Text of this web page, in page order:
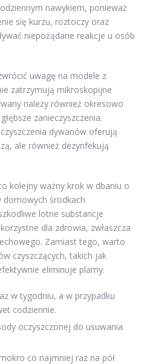
nawykiem, ponieważ
się kurzu, roztoczy oraz
niepożądane reakcje u osób
uwagę na modele z
zatrzymują mikroskopijne
należy również okresowo
zanieczyszczenia.
dywanów oferują
ale również dezynfekują
kolejny ważny krok w dbaniu o
domowych środkach
lotne substancje
dla zdrowia, zwłaszcza
Zamiast tego, warto
czyszczących, takich jak
eliminuje plamy.
w tygodniu, a w przypadku
codziennie.
oczyszczonej do usuwania
co najmniej raz na pół